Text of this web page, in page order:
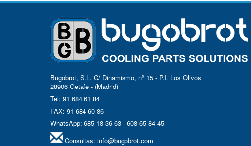
Bugobrot, S.L. C/ Dinamismo, nº 15 - P.I. Los Olivos
28906 Getafe - (Madrid)
Tel: 91 684 61 84
FAX: 91 684 60 86
WhatsApp: 685 18 36 63 - 608 65 84 45
Consultas: info@bugobrot.com